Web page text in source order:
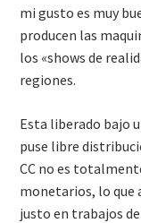
mi gusto es muy
producen las
los «shows de
regiones.
Esta liberado bajo
puse libre
CC no es
monetarios, lo que
justo en trabajos